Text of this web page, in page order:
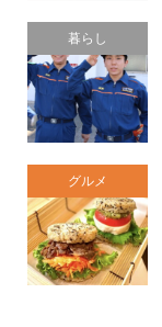
暮らし
グルメ